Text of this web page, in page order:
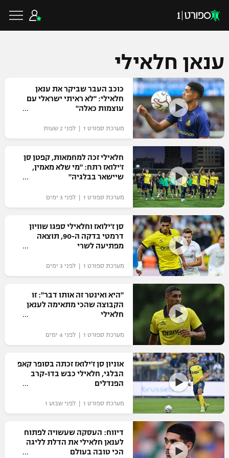
VOD
רץ ברשת
תוצאות
לוח שידורים
ברחבה
"מעל הליגה" – פודקאסט
כדורגל ישראלי
ליגת העל
גביע הטוטו
ליגיונרים
גביע המדינה
נבחרת ישראל
מכבי חיפה
בית"ר ירושלים
מכבי תל אביב
הפועל תל אביב
הפועל חיפה
הפועל באר שבע
מכבי נתניה
בני יהודה
כדורגל עולמי
ליגת האלופות
ליגה אירופית
ליגה אנגלית
ליגה גרמנית
ליגה ספרדית
ליגה איטלקית
ליגה צרפתית
ליגה הולנדית
ליגה סינית
ליגה ברזילאית
ליגות נוספות
כדורסל ישראלי
ליגת ווינר סל
ליגה לאומית
כדורסל נשים
מכבי תל אביב
הפועל חולון
הפועל ירושלים
דני אבדיה
כדורסל עולמי
NBA
יורוליג
יורוקאפ
ענפים נוספים
טניס
כדוריד
כדורעף
שחייה
ג'ודו
אגרוף
ספורט אולימפי
UFC
היאבקות WWE
ענאן חלאילי
כוכב העבר שביקר את ענאן
חלאילי: "לא ראיתי ישראלי עם
עוצמות כאלה"
מערכת ספורט 1 | לפני 2 שעות
חלאילי זכה למחמאות, קפטן סן
ז'ילואז רתח: "מי שלא מאמין,
שיישאר בבלגיה"
מערכת ספורט 1 | לפני 3 ימים
סן ז'ילואז וחלאילי ספגו שוויון
דרמטי בדקה ה-90, תוצאה
מפתיעה לשרי
מערכת ספורט 1 | לפני 3 ימים
"היא ואינטר זה אותו דבר": זו
הקבוצה שהכי מתאימה לענאן
חלאילי
מערכת ספורט 1 | לפני 4 ימים
אוניון סן ז'ילואז זכתה בסופר קאפ
הבלגי, חלאילי כבש בדו-קרב
הפנדלים
מערכת ספורט 1 | לפני שבוע 1
דיווח: העסקה שעשויה לפתוח
לענאן חלאילי את הדלת לליגה
הכי טובה בעולם